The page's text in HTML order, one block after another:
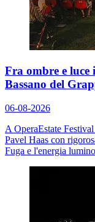
Fra ombre e
Bassano del
06-08-2026
A OperaEstate
Pavel Haas con
Fuga e l'energia